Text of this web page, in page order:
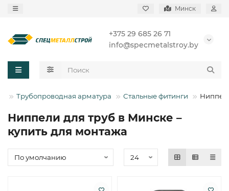
Минск
+375 29 685 26 71
info@specmetalstroy.by
Трубопроводная арматура Стальные фитинги
Ниппели для труб в Минске –
купить для монтажа